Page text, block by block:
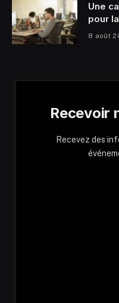
Une
pour
8 août
Recevoir
Recevez des